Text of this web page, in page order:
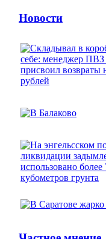
Новости